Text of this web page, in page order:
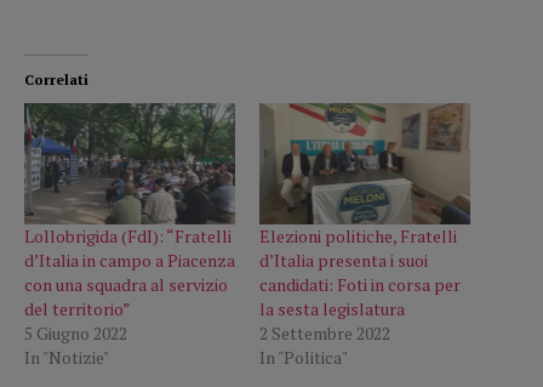
Correlati
Lollobrigida (FdI): “Fratelli
d’Italia in campo a Piacenza
con una squadra al servizio
del territorio”
5 Giugno 2022
In "Notizie"
Elezioni politiche, Fratelli
d’Italia presenta i suoi
candidati: Foti in corsa per
la sesta legislatura
2 Settembre 2022
In "Politica"